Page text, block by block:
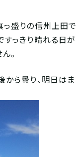
っ盛りの信州上田で
すっきり晴れる日が
。
ら曇り、明日はま